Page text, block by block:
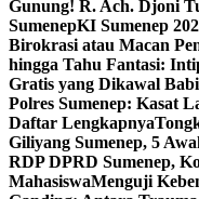
Gunung! R. Ach. Djoni
SumenepKI Sumenep
Birokrasi atau Macan
hingga Tahu Fantasi:
Gratis yang Dikawal
Polres Sumenep: Kasat
Daftar Lengkapnya
Giliyang Sumenep, 5
RDP DPRD Sumenep,
MahasiswaMenguji